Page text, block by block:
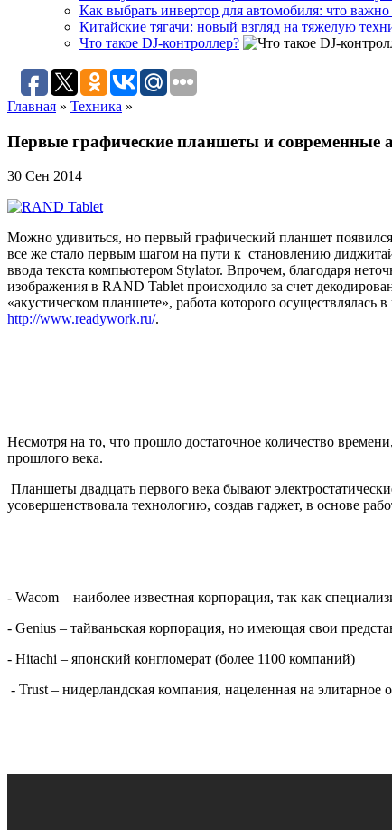
Как выбрать инвертор для автомобиля: что
Китайские тягачи: новый взгляд на тяжелую
Что такое DJ-контроллер?
Главная » Техника »
Первые графические планшеты и современные
30 Сен 2014
Можно удивиться, но первый графический планшет
все же стало первым шагом на пути к становлению
ввода текста компьютером Stylator. Впрочем, благодаря
изображения в RAND Tablet происходило за счет
«акустическом планшете», работа которого
http://www.readywork.ru/.
Несмотря на то, что прошло достаточное количество
прошлого века.
Планшеты двадцать первого века бывают
усовершенствовала технологию, создав гаджет, в основе
- Wacom – наиболее известная корпорация, так как
- Genius – тайваньская корпорация, но имеющая свои
- Hitachi – японский конгломерат (более 1100 компаний)
- Trust – нидерландская компания, нацеленная на элитарное